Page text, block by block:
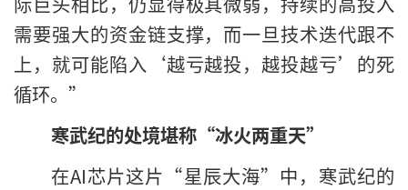
需要强大的资金链支撑，而一旦技术迭代跟不
上，就可能陷入‘越亏越投，越投越亏’的死
循环。”
寒武纪的处境堪称“冰火两重天”
在AI芯片这片“星辰大海”中，寒武纪的